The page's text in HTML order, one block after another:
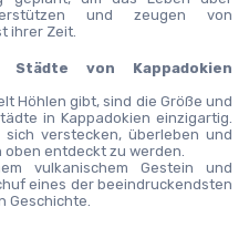
und zeugen von
ihrer Zeit.
Städte von Kappadokien
Höhlen gibt, sind die Größe und
in Kappadokien einzigartig.
verstecken, überleben und
entdeckt zu werden.
vulkanischem Gestein und
eines der beeindruckendsten
Geschichte.